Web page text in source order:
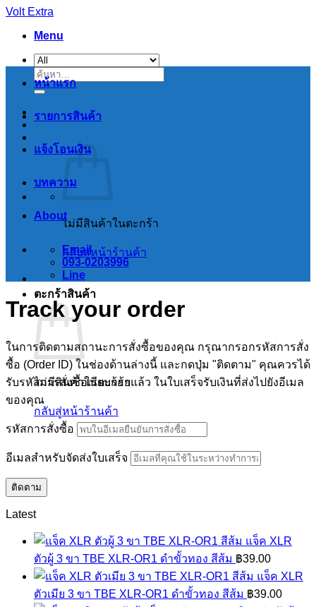
Skip
content
Volt Extra
Menu
ค้นหา:
ไม่มีสินค้าในตะกร้า
กลับสู่หน้าร้านค้า
ตะกร้าสินค้า
ไม่มีสินค้าในตะกร้า
กลับสู่หน้าร้านค้า
หน้าแรก
รายการสินค้า
แจ้งโอนเงิน
บทความ
About
Email
093-0203996
Line
Track your order
ในการติดตามสถานะการสั่งซื้อของคุณ กรุณากรอกรหัสการสั่ง
ซื้อ (Order ID) ในช่องด้านล่างนี้ และกดปุ่ม "ติดตาม" คุณควรได้
รับรหัสการสั่งซื้อเรียบร้อยแล้ว ในใบเสร็จรับเงินที่ส่งไปยังอีเมล
ของคุณ
รหัสการสั่งซื้อ
อีเมลสำหรับจัดส่งใบเสร็จ
ติดตาม
Latest
แจ็ค XLR
ตัวผู้ 3 ขา TBE XLR-OR1 ดำขั้วทอง สีส้ม ฿39.00
แจ็ค XLR
ตัวเมีย 3 ขา TBE XLR-OR1 ดำขั้วทอง สีส้ม ฿39.00